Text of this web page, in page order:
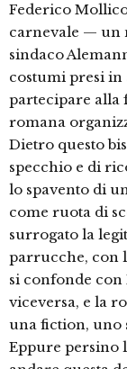
Federico
carnevale — un
sindaco
costumi presi in
partecipare alla
romana
Dietro questo
specchio e di
lo spavento di
come ruota di
surrogato la
parrucche, con
si confonde con
viceversa, e la
una fiction, uno
Eppure persino